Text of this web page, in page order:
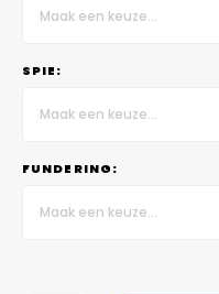
Maak een keuze...
SPIE:
Maak een keuze...
FUNDERING:
Maak een keuze...